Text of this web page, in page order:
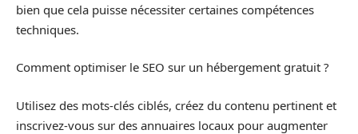
bien que cela puisse nécessiter certaines compétences
techniques.
Comment optimiser le SEO sur un hébergement gratuit ?
Utilisez des mots-clés ciblés, créez du contenu pertinent et
inscrivez-vous sur des annuaires locaux pour augmenter